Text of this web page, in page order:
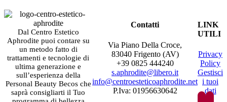
Dal Centro Estetico
Aphrodite puoi contare su
un metodo fatto di
trattamenti e tecnologie di
ultima generazione e
sull’esperienza della
Personal Beauty Becos che
saprà consigliarti il Tuo
Contatti
Via Piano Della Croce,
83040 Frigento (AV)
+39 0825 444240
s.aphrodite@libero.it
info@centroesteticoaphrodite.net
P.Iva: 01956630642
LINK
UTILI
Privacy
Policy
Gestisci
i tuoi
dati